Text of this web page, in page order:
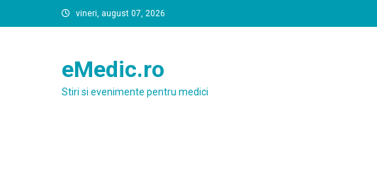
to
vineri, august 07, 2026
eMedic.ro
Stiri si evenimente pentru medici